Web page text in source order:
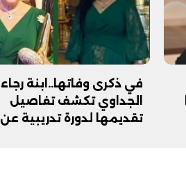
في ذكرى وفاتها..ابنة رجاء
الجداوي تكشف تفاصيل
تقديمها لدورة تدريبية عن
فيديو